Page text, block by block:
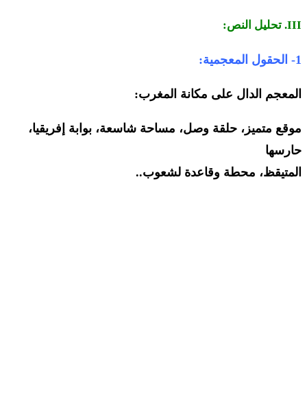
III. تحليل النص:
1- الحقول المعجمية:
المعجم الدال على مكانة المغرب:
موقع متميز، حلقة وصل، مساحة شاسعة، بوابة إفريقيا،
حارسها
المتيقظ، محطة وقاعدة لشعوب..